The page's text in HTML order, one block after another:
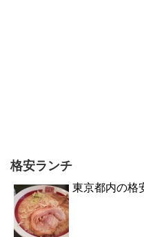
格安ランチ
東京都内の格